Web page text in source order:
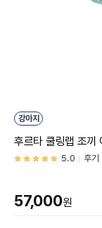
강아지
후르타 쿨링랩 조끼
5.0 후기
57,000원